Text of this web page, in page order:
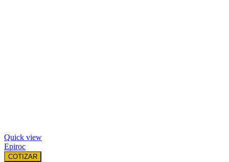
Quick view
Epiroc
COTIZAR